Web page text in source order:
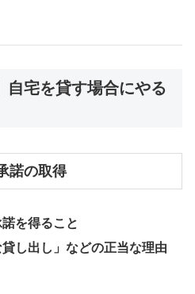
自宅を貸す場合にやる
諾の取得
を得ること
貸し出し」などの正当な理由